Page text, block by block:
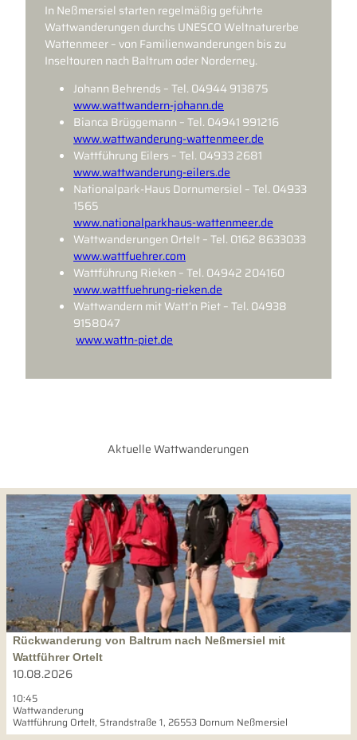
In Neßmersiel starten regelmäßig geführte
Wattwanderungen durchs UNESCO Weltnaturerbe
Wattenmeer – von Familienwanderungen bis zu
Inseltouren nach Baltrum oder Norderney.
Johann Behrends – Tel. 04944 913875
www.wattwandern-johann.de
Bianca Brüggemann – Tel. 04941 991216
www.wattwanderung-wattenmeer.de
Wattführung Eilers – Tel. 04933 2681
www.wattwanderung-eilers.de
Nationalpark-Haus Dornumersiel – Tel. 04933
1565
www.nationalparkhaus-wattenmeer.de
Wattwanderungen Ortelt – Tel. 0162 8633033
www.wattfuehrer.com
Wattführung Rieken – Tel. 04942 204160
www.wattfuehrung-rieken.de
Wattwandern mit Watt’n Piet – Tel. 04938
9158047
www.wattn-piet.de
Aktuelle Wattwanderungen
D
e
t
a
l
s
e
i
R
Wattführer Ortelt | CC-BY-SA
Rückwanderung von Baltrum nach Neßmersiel mit
Wattführer Ortelt
10.08.2026
10:45
Wattwanderung
Wattführung Ortelt, Strandstraße 1, 26553 Dornum Neßmersiel